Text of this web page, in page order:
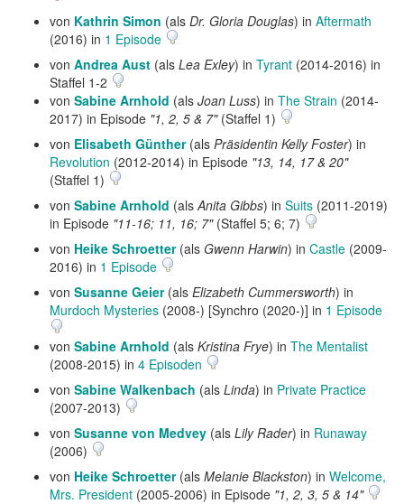
von Kathrin Simon (als Dr. Gloria Douglas) in Aftermath
(2016) in 1 Episode
von Andrea Aust (als Lea Exley) in Tyrant (2014-2016) in
Staffel 1-2
von Sabine Arnhold (als Joan Luss) in The Strain (2014-
2017) in Episode "1, 2, 5 & 7"(Staffel 1)
von Elisabeth Günther(als Präsidentin Kelly Foster) in
Revolution (2012-2014) in Episode "13, 14, 17 & 20"
(Staffel 1)
von Sabine Arnhold (alsAnita Gibbs) in Suits (2011-2019)
in Episode "11-16; 11, 16; 7"(Staffel 5; 6; 7)
von Heike Schroetter(als Gwenn Harwin) in Castle (2009-
2016) in 1 Episode
von Susanne Geier(als Elizabeth Cummersworth) in
Murdoch Mysteries (2008-) [Synchro (2020-)] in 1 Episode
von Sabine Arnhold (als Kristina Frye) in The Mentalist
(2008-2015) in 4 Episoden
von Sabine Walkenbach (als Linda) in Private Practice
(2007-2013)
von Susanne von Medvey (als Lily Rader) in Runaway
(2006)
von Heike Schroetter(als Melanie Blackston) in Welcome,
Mrs. President (2005-2006) in Episode "1, 2, 3, 5 & 14"